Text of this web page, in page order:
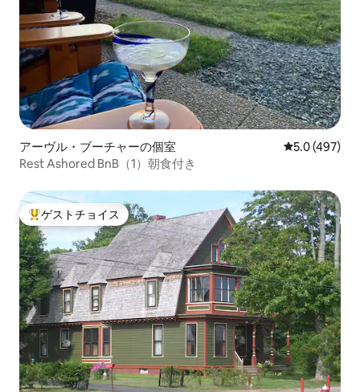
アーヴル・ブーチャーの個室 レビュー497
5.0 (497)
Rest Ashored BnB（1）朝食付き
大好評のゲストチョイスです。
ゲストチョイス